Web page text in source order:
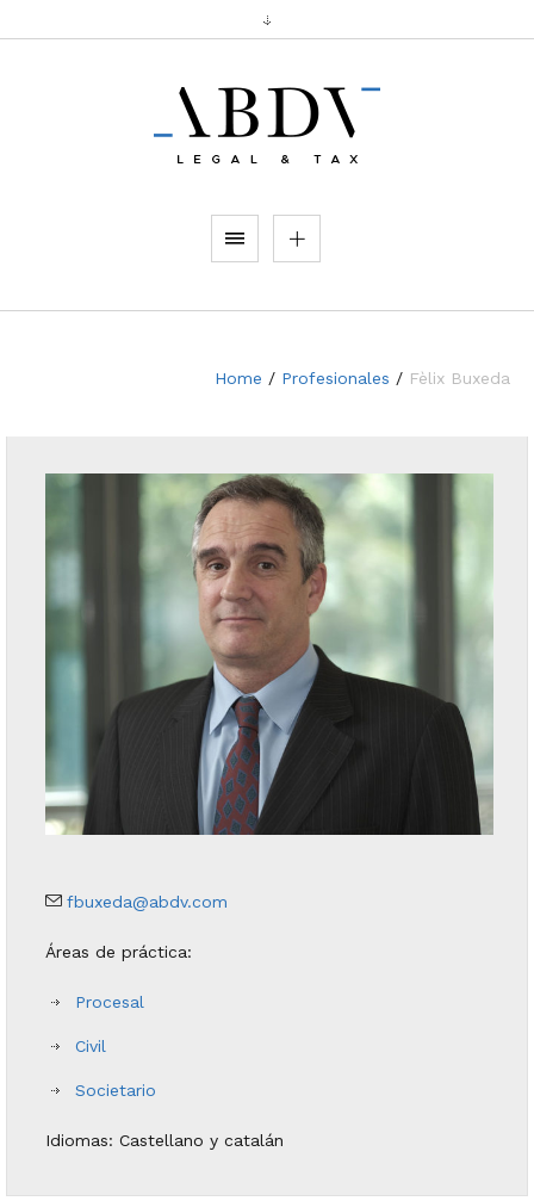
Home / Profesionales / Fèlix Buxeda
fbuxeda@abdv.com
Áreas de práctica:
Procesal
Civil
Societario
Idiomas: Castellano y catalán